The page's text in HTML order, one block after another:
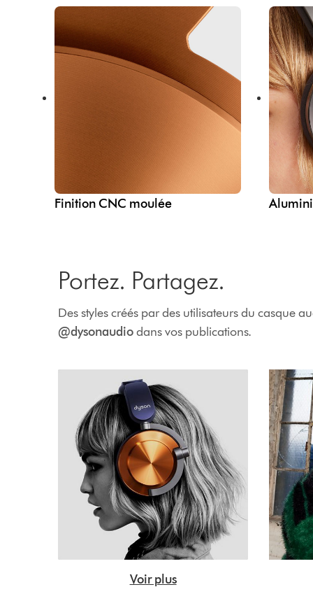
Finition CNC moulée
Portez. Partagez.
Des styles créés par des utilisateurs du casque
@dysonaudiodans vos publications.
Voir plus